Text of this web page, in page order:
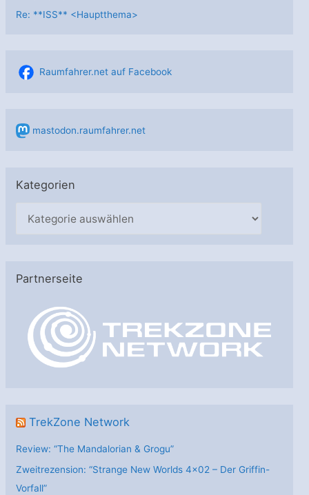
Re: **ISS** <Hauptthema>
Raumfahrer.net auf Facebook
mastodon.raumfahrer.net
Kategorien
g
Partnerseite
TrekZone Network
Review: “The Mandalorian & Grogu”
Zweitrezension: “Strange New Worlds 4×02 – Der Griffin-
Vorfall”